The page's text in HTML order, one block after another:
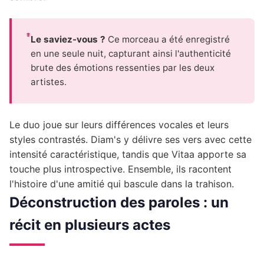
Le saviez-vous ? Ce morceau a été enregistré
en une seule nuit, capturant ainsi l'authenticité
brute des émotions ressenties par les deux
artistes.
Le duo joue sur leurs différences vocales et leurs
styles contrastés. Diam's y délivre ses vers avec cette
intensité caractéristique, tandis que Vitaa apporte sa
touche plus introspective. Ensemble, ils racontent
l'histoire d'une amitié qui bascule dans la trahison.
Déconstruction des paroles : un
récit en plusieurs actes